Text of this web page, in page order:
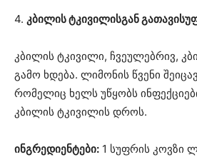
4. კბილის ტკივილისგან
კბილის ტკივილი, ჩვეულებრივ,
გამო ხდება. ლიმონის წვენი
რომელიც ხელს უწყობს
კბილის ტკივილის დროს.
ინგრედიენტები: 1 სუფრის კოვზი